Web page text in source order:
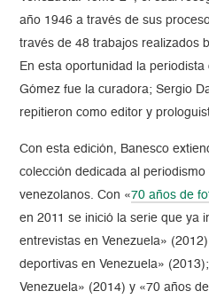
año 1946 a través de sus
través de 48 trabajos realizados
En esta oportunidad la
Gómez fue la curadora; Sergio
repitieron como editor y
Con esta edición, Banesco
colección dedicada al
venezolanos. Con «70 años de
en 2011 se inició la serie que ya
entrevistas en Venezuela»
deportivas en Venezuela»
Venezuela» (2014) y «70 años